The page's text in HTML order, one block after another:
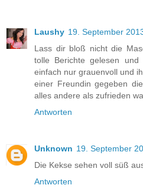
Laushy 19. September
Lass dir bloß nicht die
tolle Berichte gelesen
einfach nur grauenvoll und
einer Freundin gegeben
alles andere als zufrieden
Antworten
Unknown 19. September
Die Kekse sehen voll süß
Antworten